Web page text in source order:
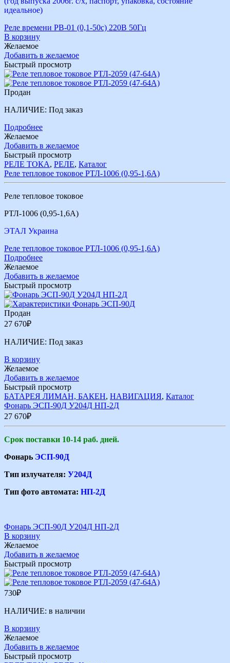
идеальное)
Реле времени РВ-01 (0,1-50с) 220В 50Гц
В корзину
Желаемое
Добавить в желаемое
Быстрый просмотр
Продан
НАЛИЧИЕ: Под заказ
Подробнее
Желаемое
Добавить в желаемое
Быстрый просмотр
РЕЛЕ ТОКА, РЕЛЕ, Каталог
Реле тепловое токовое РТЛ-1006 (0,95-1,6А)
Реле тепловое токовое
РТЛ-1006 (0,95-1,6А)
ЭТАЛ Украина
Реле тепловое токовое РТЛ-1006 (0,95-1,6А)
Подробнее
Желаемое
Добавить в желаемое
Быстрый просмотр
Продан
27 670₽
НАЛИЧИЕ: Под заказ
В корзину
Желаемое
Добавить в желаемое
Быстрый просмотр
БАТАРЕЯ ЛИМАН, БАКЕН, НАВИГАЦИЯ, Каталог
Фонарь ЭСП-90Д У204Д НП-2Д
27 670₽
Срок поставки 10-14 раб. дней.
Фонарь ЭСП-90Д
Тип излучателя: У204Д
Тип фото автомата: НП-2Д
Фонарь ЭСП-90Д У204Д НП-2Д
В корзину
Желаемое
Добавить в желаемое
Быстрый просмотр
730₽
НАЛИЧИЕ: в наличии
В корзину
Желаемое
Добавить в желаемое
Быстрый просмотр